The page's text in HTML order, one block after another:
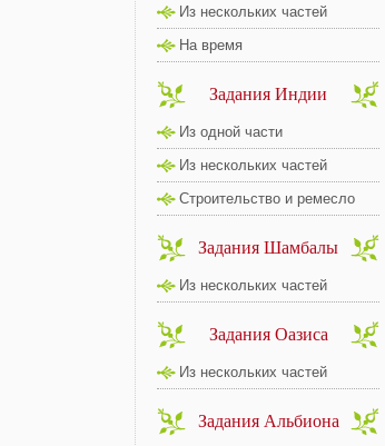
Из нескольких частей
На время
Задания Индии
Из одной части
Из нескольких частей
Строительство и ремесло
Задания Шамбалы
Из нескольких частей
Задания Оазиса
Из нескольких частей
Задания Альбиона